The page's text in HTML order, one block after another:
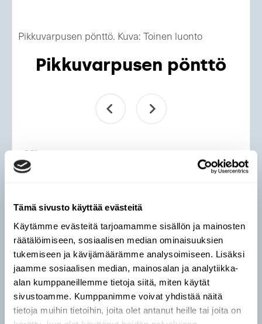
Tämä sivusto käyttää evästeitä
Käytämme evästeitä tarjoamamme sisällön ja mainosten
räätälöimiseen, sosiaalisen median ominaisuuksien
tukemiseen ja kävijämäärämme analysoimiseen. Lisäksi
jaamme sosiaalisen median, mainosalan ja analytiikka-
alan kumppaneillemme tietoja siitä, miten käytät
sivustoamme. Kumppanimme voivat yhdistää näitä
tietoja muihin tietoihin, joita olet antanut heille tai joita on
Pikkuvarpusen pönttö. Kuva: Toinen luonto
Pikkuvarpusen pönttö
Mitat:
Pitkän sivun pituus: 30 cm
Lentoaukon halkaisija: 3,2 cm
Lentoaukon keskipisteen etäisyys seinän
sivureunasta: 8 cm
Pöntön ripustaminen:
Pikkuvarpusen pönttöjä voi kiinnittää
rakennuksen seinään useita vierekkäin ja